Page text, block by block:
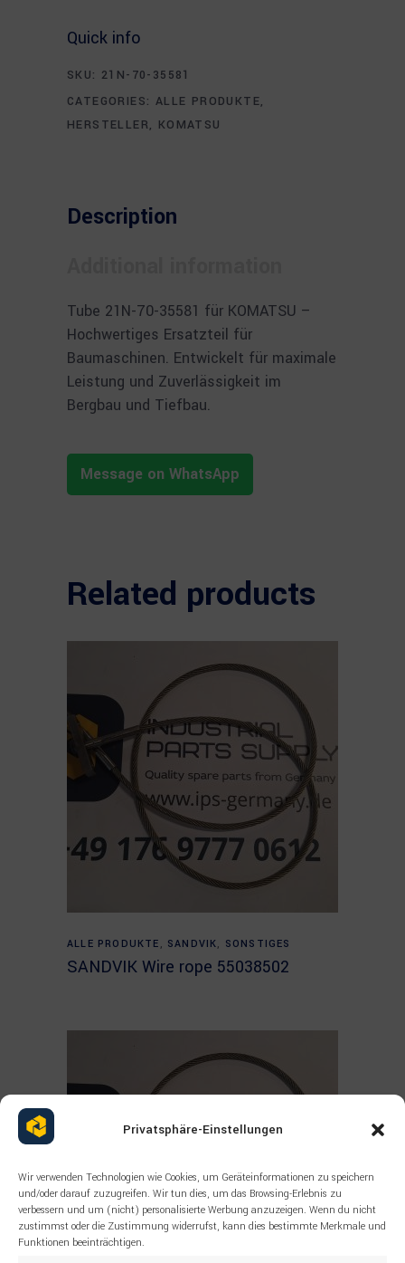
Privatsphäre-Einstellungen
Wir verwenden Technologien wie Cookies, um Geräteinformationen zu speichern
und/oder darauf zuzugreifen. Wir tun dies, um das Browsing-Erlebnis zu
verbessern und um (nicht) personalisierte Werbung anzuzeigen. Wenn du nicht
zustimmst oder die Zustimmung widerrufst, kann dies bestimmte Merkmale und
Funktionen beeinträchtigen.
Quick info
SKU: 21N-70-35581
CATEGORIES: ALLE PRODUKTE,
HERSTELLER, KOMATSU
Description
Tube 21N-70-35581 für KOMATSU –
Hochwertiges Ersatzteil für
Baumaschinen. Entwickelt für maximale
Leistung und Zuverlässigkeit im
Bergbau und Tiefbau.
Message on WhatsApp
Related products
Read more
ALLE PRODUKTE , SANDVIK, SONSTIGES
SANDVIK Wire rope 55038502